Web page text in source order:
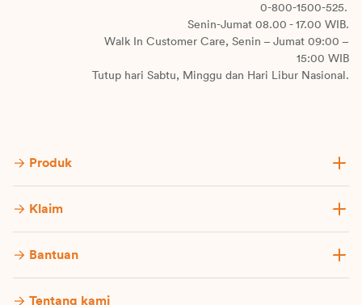
0-800-1500-525.
Senin-Jumat 08.00 - 17.00 WIB.
Walk In Customer Care, Senin – Jumat 09:00 –
15:00 WIB
Tutup hari Sabtu, Minggu dan Hari Libur Nasional.
Produk
Klaim
Bantuan
Tentang kami